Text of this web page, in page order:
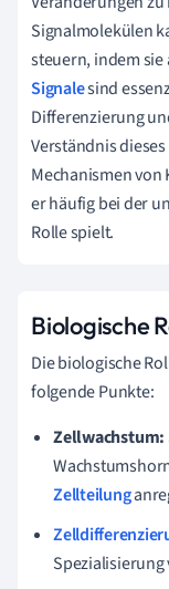
Signalmolekülen
steuern, indem
Signalesind
Differenzierung
Verständnis
Mechanismen von
er häufig bei der
Rolle spielt.
Biologische
Die biologische
folgende Punkte:
Zellwachstum:
Zellteilung
Spezialisierung